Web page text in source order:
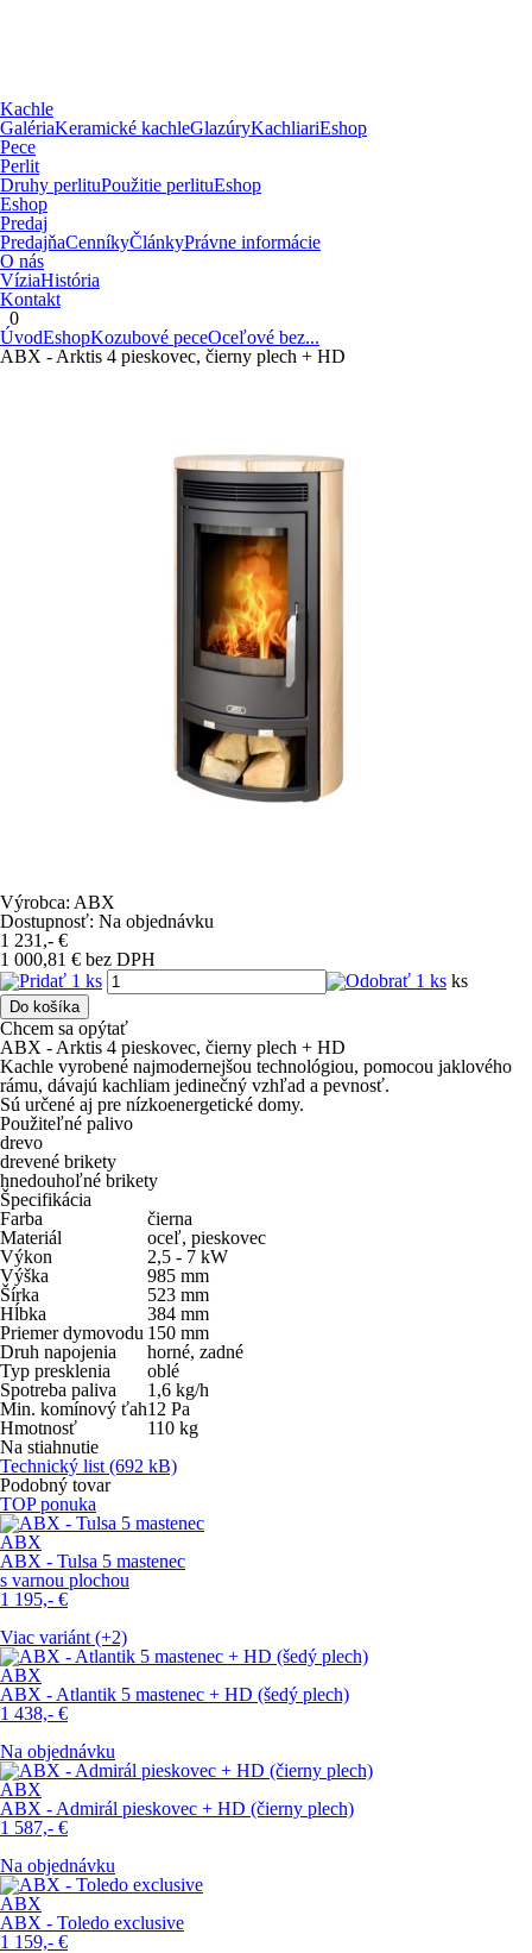
Kachle
GalériaKeramické kachleGlazúryKachliariEshop
Pece
Perlit
Druhy perlituPoužitie perlituEshop
Eshop
Predaj
PredajňaCenníkyČlánkyPrávne informácie
O nás
VíziaHistória
Kontakt
0
ÚvodEshopKozubové peceOceľové bez...
ABX - Arktis 4 pieskovec, čierny plech + HD
Výrobca: ABX
Dostupnosť: Na objednávku
1 231,- €
1 000,81 € bez DPH
ks
Do košíka
Chcem sa opýtať
ABX - Arktis 4 pieskovec, čierny plech + HD
Kachle vyrobené najmodernejšou technológiou, pomocou jaklového
rámu, dávajú kachliam jedinečný vzhľad a pevnosť.
Sú určené aj pre nízkoenergetické domy.
Použiteľné palivo
drevo
drevené brikety
hnedouhoľné brikety
Špecifikácia
Farba
čierna
Materiál
oceľ, pieskovec
Výkon
2,5 - 7 kW
Výška
985 mm
Šírka
523 mm
Hĺbka
384 mm
Priemer dymovodu 150 mm
Druh napojenia
horné, zadné
Typ presklenia
oblé
Spotreba paliva
1,6 kg/h
Min. komínový ťah12 Pa
Hmotnosť
110 kg
Na stiahnutie
Technický list (692 kB)
Podobný tovar
TOP ponuka
ABX
ABX - Tulsa 5 mastenec
s varnou plochou
1 195,- €
Viac variánt (+2)
ABX
ABX - Atlantik 5 mastenec + HD (šedý plech)
1 438,- €
Na objednávku
ABX
ABX - Admirál pieskovec + HD (čierny plech)
1 587,- €
Na objednávku
ABX
ABX - Toledo exclusive
1 159,- €